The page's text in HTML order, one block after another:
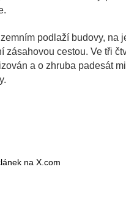
podlaží budovy,
cestou. Ve tři
a o zhruba padesát
na X.com